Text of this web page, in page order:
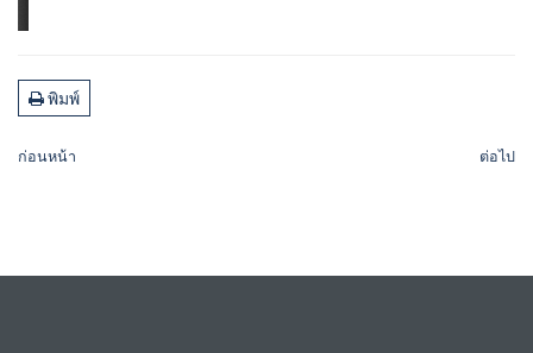
พิมพ์
ก่อนหน้า ต่อไป